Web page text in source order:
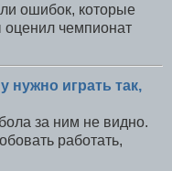
ошибок, которые
оценил чемпионат
нужно играть так,
за ним не видно.
работать,